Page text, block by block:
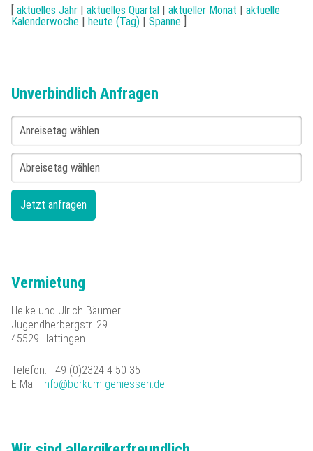
[aktuelles Jahr |aktuelles Quartal |aktueller Monat |aktuelle
Kalenderwoche
heute (Tag) |Spanne
Unverbindlich Anfragen
Vermietung
Heike und Ulrich Bäumer
Jugendherbergstr. 29
45529 Hattingen
Telefon: +49 (0)2324 4 50 35
E-Mail: info@borkum-geniessen.de